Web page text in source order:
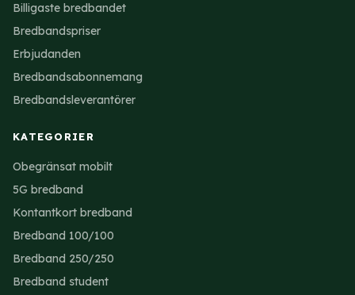
Billigaste bredbandet
Bredbandspriser
Erbjudanden
Bredbandsabonnemang
Bredbandsleverantörer
KATEGORIER
Obegränsat mobilt
5G bredband
Kontantkort bredband
Bredband 100/100
Bredband 250/250
Bredband student